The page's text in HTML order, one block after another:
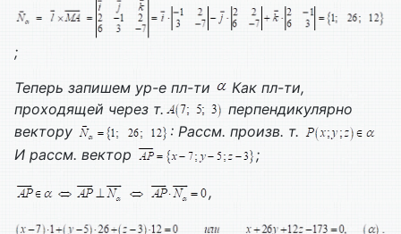
;
Теперь запишем ур-е пл-ти
Как пл-ти,
проходящей через т.
перпендикулярно
вектору
: Рассм. произв. т.
И рассм. вектор
;
,